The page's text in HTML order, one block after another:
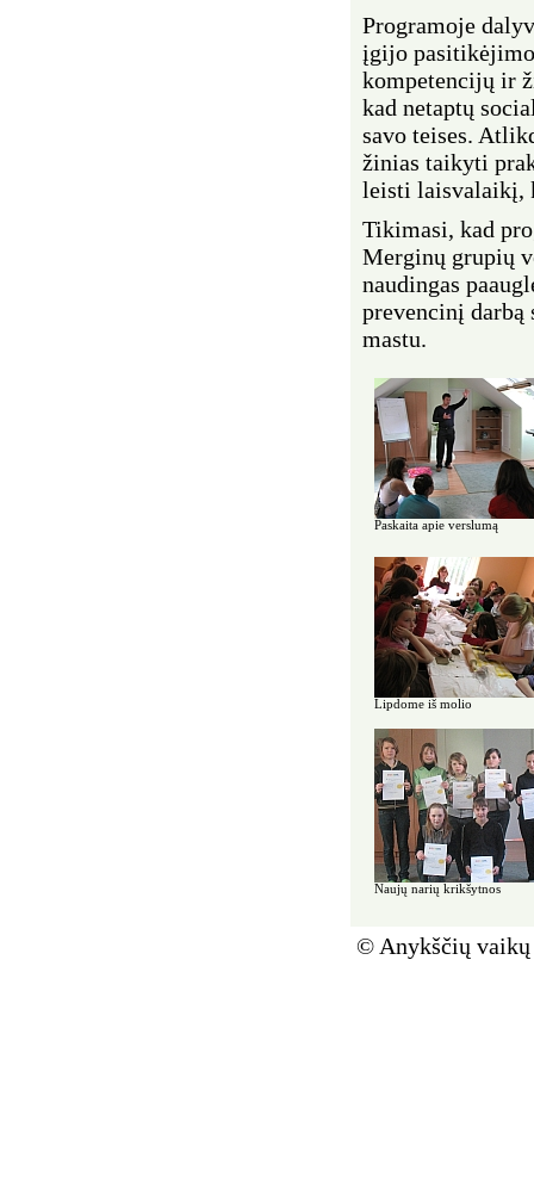
Programoje
įgijo
kompetencijų ir
kad netaptų
savo teises.
žinias taikyti
leisti laisvalaikį,
Tikimasi, kad
Merginų grupių
naudingas
prevencinį
mastu.
Paskaita apie verslumą
Lipdome iš molio
Naujų narių krikšytnos
© Anykščių